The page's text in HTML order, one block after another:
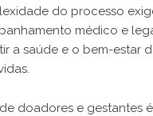
do processo
médico e
a saúde e o bem-estar
doadores e gestantes